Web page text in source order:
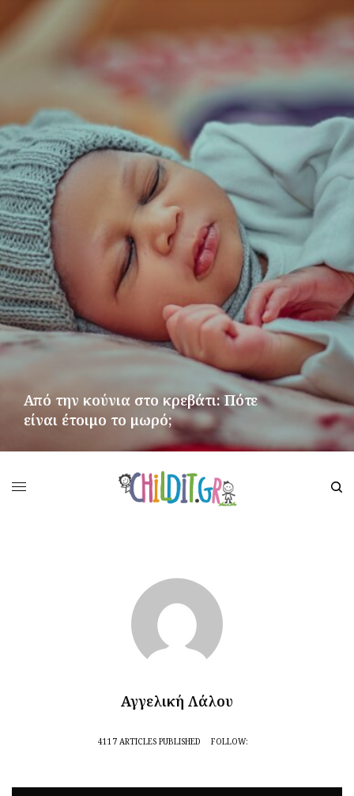
Από την κούνια στο κρεβάτι: Πότε
είναι έτοιμο το μωρό;
Αγγελική Λάλου
4117 ARTICLES PUBLISHED FOLLOW: